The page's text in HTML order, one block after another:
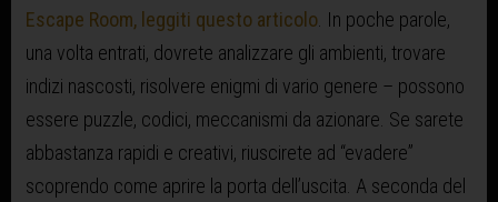
Escape Room, leggiti questo articolo. In poche parole,
una volta entrati, dovrete analizzare gli ambienti, trovare
indizi nascosti, risolvere enigmi di vario genere – possono
essere puzzle, codici, meccanismi da azionare. Se sarete
abbastanza rapidi e creativi, riuscirete ad “evadere”
scoprendo come aprire la porta dell’uscita. A seconda del